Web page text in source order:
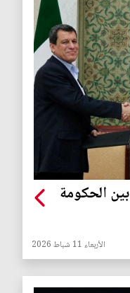
الحكومة
الأربعاء 11 شباط 2026